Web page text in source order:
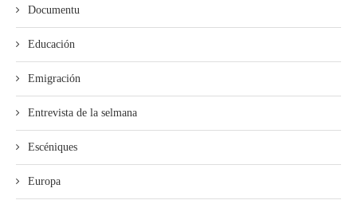
Documentu
Educación
Emigración
Entrevista de la selmana
Escéniques
Europa